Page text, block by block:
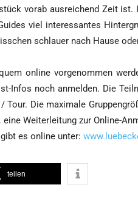
vor­ab aus­rei­chend Zeit ist.
viel inter­es­san­tes
schlau­er nach Hau­se
online vor­ge­nom­men
Infos noch anmel­den. Die
Tour. Die maxi­ma­le
eine Wei­ter­lei­tung zur Online-
es online unter:
tei­len